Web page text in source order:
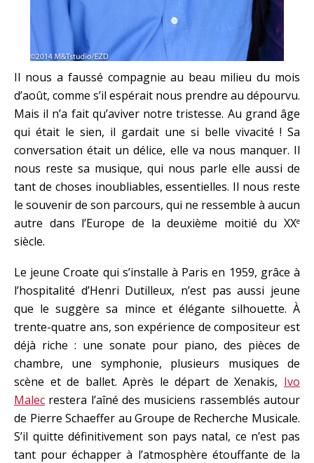
Il nous a faussé compagnie au beau milieu du mois
d’août, comme s’il espérait nous prendre au dépourvu.
Mais il n’a fait qu’aviver notre tristesse. Au grand âge
qui était le sien, il gardait une si belle vivacité ! Sa
conversation était un délice, elle va nous manquer. Il
nous reste sa musique, qui nous parle elle aussi de
tant de choses inoubliables, essentielles. Il nous reste
le souvenir de son parcours, qui ne ressemble à aucun
autre dans l’Europe de la deuxième moitié du XXe
siècle.
Le jeune Croate qui s’installe à Paris en 1959, grâce à
l’hospitalité d’Henri Dutilleux, n’est pas aussi jeune
que le suggère sa mince et élégante silhouette. À
trente-quatre ans, son expérience de compositeur est
déjà riche : une sonate pour piano, des pièces de
chambre, une symphonie, plusieurs musiques de
scène et de ballet. Après le départ de Xenakis, Ivo
Malec restera l’aîné des musiciens rassemblés autour
de Pierre Schaeffer au Groupe de Recherche Musicale.
S’il quitte définitivement son pays natal, ce n’est pas
tant pour échapper à l’atmosphère étouffante de la